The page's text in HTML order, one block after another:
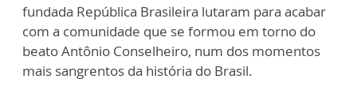
fundada República Brasileira lutaram para acabar
com a comunidade que se formou em torno do
beato Antônio Conselheiro, num dos momentos
mais sangrentos da história do Brasil.